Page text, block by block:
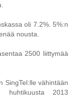
oli 7.2%. 5%:n
nousta.
2500 liittymää
SingTel:lle vähintään
2013